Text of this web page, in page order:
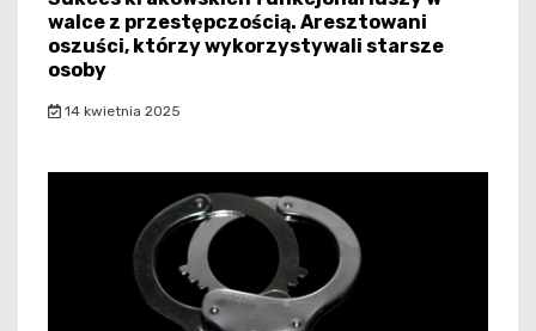
walce z przestępczością. Aresztowani
oszuści, którzy wykorzystywali starsze
osoby
14 kwietnia 2025